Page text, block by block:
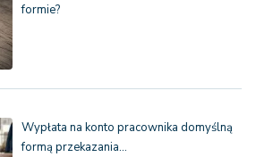
formie?
Wypłata na konto pracownika domyślną
formą przekazania…